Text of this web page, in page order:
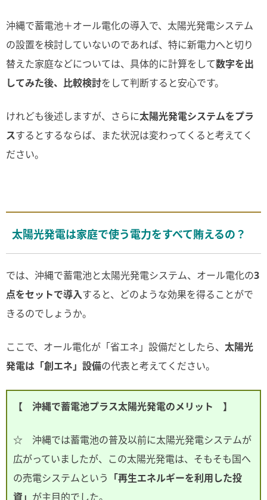
沖縄で蓄電池＋オール電化の導入で、太陽光発電システム
の設置を検討していないのであれば、特に新電力へと切り
替えた家庭などについては、具体的に計算をして数字を出
してみた後、比較検討をして判断すると安心です。
けれども後述しますが、さらに太陽光発電システムをプラ
スするとするならば、また状況は変わってくると考えてく
ださい。
太陽光発電は家庭で使う電力をすべて賄えるの？
では、沖縄で蓄電池と太陽光発電システム、オール電化の3
点をセットで導入すると、どのような効果を得ることがで
きるのでしょうか。
ここで、オール電化が「省エネ」設備だとしたら、 太陽光
発電は「創エネ」設備の代表と考えてください。
【 沖縄で蓄電池プラス太陽光発電のメリット 】
☆ 沖縄では蓄電池の普及以前に太陽光発電システムが
広がっていましたが、この太陽光発電は、そもそも国へ
の売電システムという 「再生エネルギーを利用した投
資」 が主目的でした。